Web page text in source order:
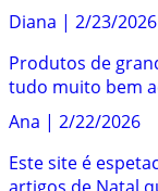
Diana | 2/23/2026
Produtos de
tudo muito bem
Ana | 2/22/2026
Este site é